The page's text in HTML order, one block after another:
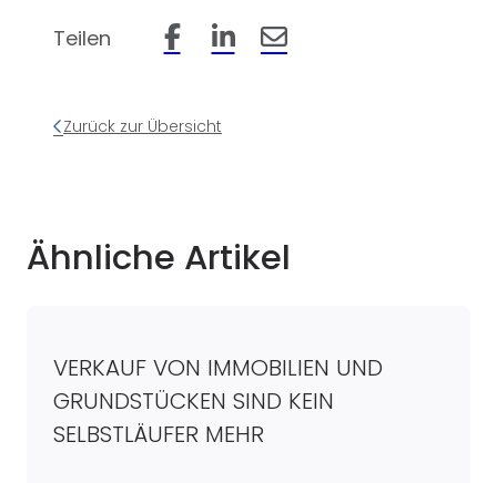
Teilen Beitrag auf Facebook teilen
Beitrag auf LinkedIn teilen
Beitrag per Email teilen
Zurück zur Übersicht
Ähnliche Artikel
VERKAUF VON IMMOBILIEN UND
GRUNDSTÜCKEN SIND KEIN
SELBSTLÄUFER MEHR